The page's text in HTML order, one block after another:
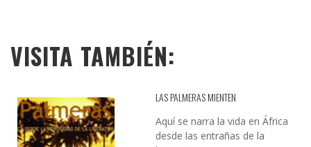
VISITA TAMBIÉN:
LAS PALMERAS MIENTEN
Aquí se narra la vida en África
desde las entrañas de la